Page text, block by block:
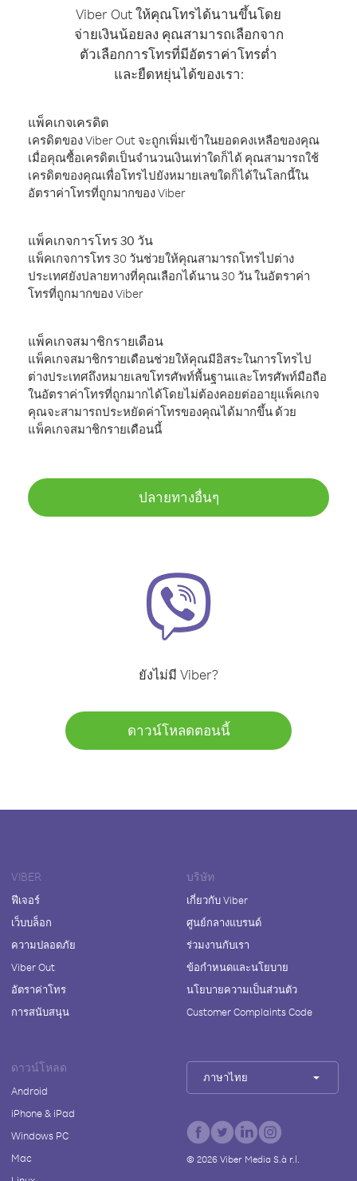
Viber Out ให้คุณโทรได้นานขึ้นโดย
จ่ายเงินน้อยลง คุณสามารถเลือกจาก
ตัวเลือกการโทรที่มีอัตราค่าโทรต่ำ
และยืดหยุ่นได้ของเรา:
แพ็คเกจเครดิต
เครดิตของ Viber Out จะถูกเพิ่มเข้าในยอดคงเหลือของคุณ
เมื่อคุณซื้อเครดิตเป็นจำนวนเงินเท่าใดก็ได้ คุณสามารถใช้
เครดิตของคุณเพื่อโทรไปยังหมายเลขใดก็ได้ในโลกนี้ใน
อัตราค่าโทรที่ถูกมากของ Viber
แพ็คเกจการโทร 30 วัน
แพ็คเกจการโทร 30 วันช่วยให้คุณสามารถโทรไปต่าง
ประเทศยังปลายทางที่คุณเลือกได้นาน 30 วัน ในอัตราค่า
โทรที่ถูกมากของ Viber
แพ็คเกจสมาชิกรายเดือน
แพ็คเกจสมาชิกรายเดือนช่วยให้คุณมีอิสระในการโทรไป
ต่างประเทศถึงหมายเลขโทรศัพท์พื้นฐานและโทรศัพท์มือถือ
ในอัตราค่าโทรที่ถูกมากได้โดยไม่ต้องคอยต่ออายุแพ็คเกจ
คุณจะสามารถประหยัดค่าโทรของคุณได้มากขึ้น ด้วย
แพ็คเกจสมาชิกรายเดือนนี้
ปลายทางอื่นๆ
ยังไม่มี Viber?
ดาวน์โหลดตอนนี้
VIBER
ฟีเจอร์
เว็บบล็อก
ความปลอดภัย
Viber Out
อัตราค่าโทร
การสนับสนุน
บริษัท
เกี่ยวกับ Viber
ศูนย์กลางแบรนด์
ร่วมงานกับเรา
ข้อกำหนดและนโยบาย
นโยบายความเป็นส่วนตัว
Customer Complaints Code
ดาวน์โหลด
Android
iPhone & iPad
Windows PC
Mac
ภาษาไทย
© 2026Viber Media S.à r.l.